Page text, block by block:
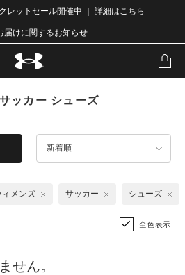
レットセール開催中 ｜ 詳細はこちら
届けに関するお知らせ
ッカー シューズ
新着順
ィメンズ サッカー シューズ
全色表示
せん。